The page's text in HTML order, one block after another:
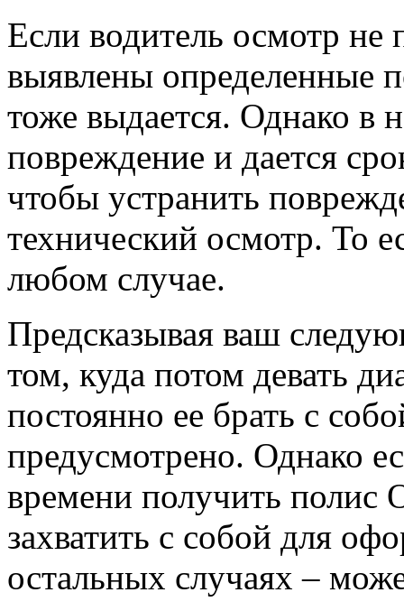
Если водитель осмотр не
выявлены определенные
тоже выдается. Однако в
повреждение и дается
чтобы устранить
технический осмотр. То
любом случае.
Предсказывая ваш
том, куда потом девать
постоянно ее брать с
предусмотрено. Однако
времени получить полис
захватить с собой для
остальных случаях –